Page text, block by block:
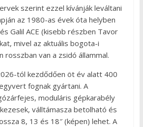
szerint ezzel kívánják leváltani
az 1980-as évek óta helyben
Galil ACE (kisebb részben Tavor
mivel az aktuális bogota-i
rosszban van a zsidó állammal.
tól kezdődően öt év alatt 400
fognak gyártani. A
moduláris gépkarabély
válltámasza betolható és
8, 13 és 18″ (képen) lehet. A